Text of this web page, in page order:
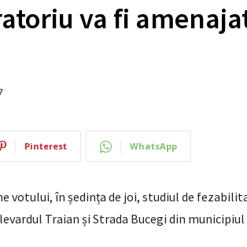
va fi
Pinterest WhatsApp
votului, în ședința de joi, studiul de
Traian și Strada Bucegi din municipiul